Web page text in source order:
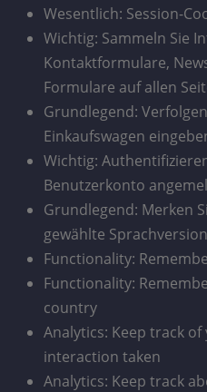
Wesentlich: Session-
Wichtig: Sammeln Sie
Kontaktformulare,
Formulare auf allen
Grundlegend:
Einkaufswagen
Wichtig:
Benutzerkonto
Grundlegend: Merken
gewählte Sprachversion
Functionality:
Functionality:
country
Analytics: Keep track
interaction taken
Analytics: Keep track